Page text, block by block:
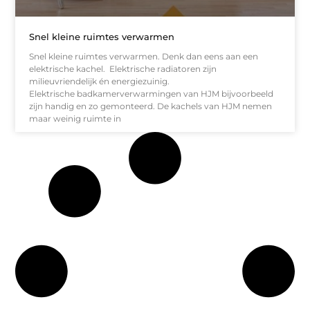
Snel kleine ruimtes verwarmen
Snel kleine ruimtes verwarmen. Denk dan eens aan een
elektrische kachel. Elektrische radiatoren zijn
milieuvriendelijk én energiezuinig.
Elektrische badkamerverwarmingen van HJM bijvoorbeeld
zijn handig en zo gemonteerd. De kachels van HJM nemen
maar weinig ruimte in